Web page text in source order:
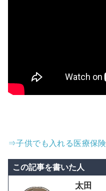
⇒子供でも入れる医療保
この記事を書いた人
太田